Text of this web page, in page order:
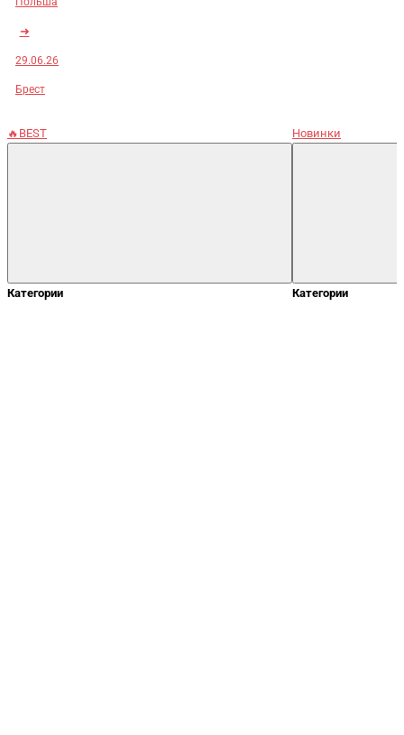
➜
29.06.26
Брест
🔥BEST
Категории
Новинки
Категории